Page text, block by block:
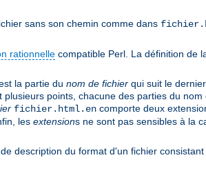
sans son chemin comme dans
rationnelle compatible Perl. La définition de
la partie du nom de fichier qui suit le
plusieurs points, chacune des parties du
fichier.html.en comporte deux
les extensions ne sont pas sensibles à la
description du format d'un fichier